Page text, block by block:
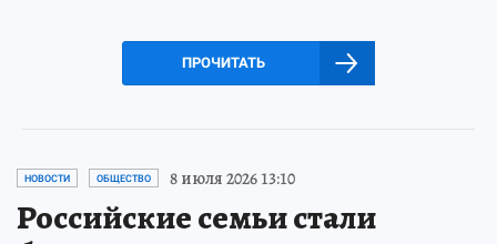
ПРОЧИТАТЬ
НОВОСТИ ОБЩЕСТВО 8 июля 2026 13:10
Российские семьи стали